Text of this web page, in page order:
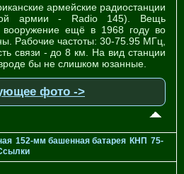
армейские радиостанции
армии - Radio 145). Вещь
вооружение ещё в 1968 году во
Рабочие частоты: 30-75.95 МГц,
связи - до 8 км. На вид станции
бы не слишком юзанные.
фото ->
152-мм башенная батарея КНП 75-